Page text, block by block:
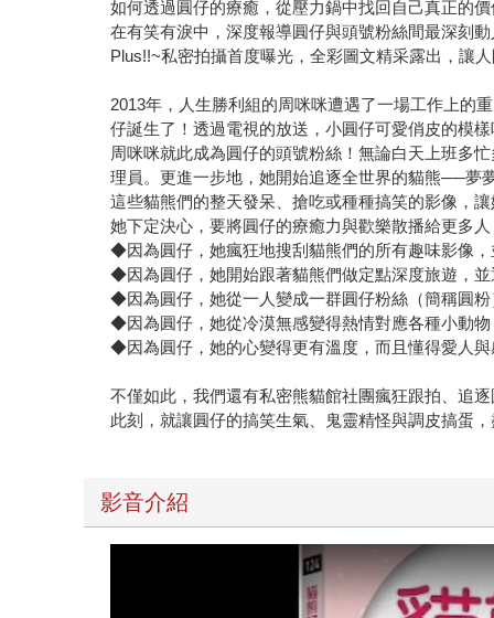
如何透過圓仔的療癒，從壓力鍋中找回自己真正的
在有笑有淚中，深度報導圓仔與頭號粉絲間最深刻
Plus!!~私密拍攝首度曝光，全彩圖文精采露出，讓
2013年，人生勝利組的周咪咪遭遇了一場工作上的
仔誕生了！透過電視的放送，小圓仔可愛俏皮的模
周咪咪就此成為圓仔的頭號粉絲！無論白天上班多
理員。更進一步地，她開始追逐全世界的貓熊──
這些貓熊們的整天發呆、搶吃或種種搞笑的影像，
她下定決心，要將圓仔的療癒力與歡樂散播給更多
◆因為圓仔，她瘋狂地搜刮貓熊們的所有趣味影像
◆因為圓仔，她開始跟著貓熊們做定點深度旅遊，
◆因為圓仔，她從一人變成一群圓仔粉絲（簡稱圓
◆因為圓仔，她從冷漠無感變得熱情對應各種小動
◆因為圓仔，她的心變得更有溫度，而且懂得愛人
不僅如此，我們還有私密熊貓館社團瘋狂跟拍、追
此刻，就讓圓仔的搞笑生氣、鬼靈精怪與調皮搞蛋
影音介紹